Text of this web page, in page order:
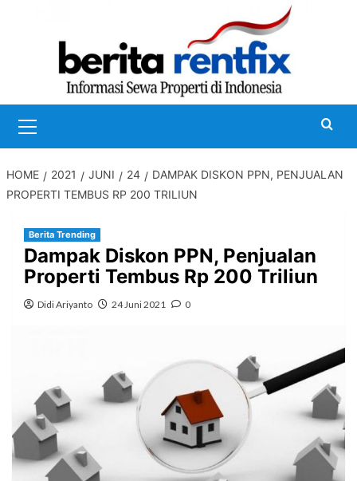
Menu
HOME 2021 JUNI 24
DAMPAK DISKON PPN, PENJUALAN
PROPERTI TEMBUS RP 200 TRILIUN
Berita Trending
Dampak Diskon PPN, Penjualan
Properti Tembus Rp 200 Triliun
Didi Ariyanto 24 Juni 2021 0